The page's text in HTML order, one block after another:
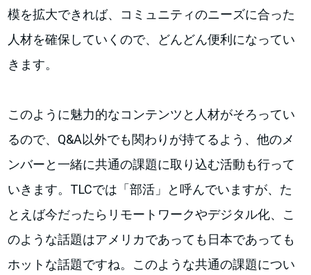
模を拡大できれば、コミュニティのニーズに合った
人材を確保していくので、どんどん便利になってい
きます。
このように魅力的なコンテンツと人材がそろってい
るので、Q&A以外でも関わりが持てるよう、他のメ
ンバーと一緒に共通の課題に取り込む活動も行って
いきます。TLCでは「部活」と呼んでいますが、た
とえば今だったらリモートワークやデジタル化、こ
のような話題はアメリカであっても日本であっても
ホットな話題ですね。このような共通の課題につい